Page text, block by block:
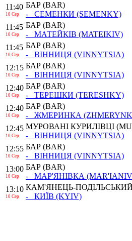
11:40
10 Сер
БАР (BAR)
- СЕМЕНКИ (SEMENKY)
11:45
10 Сер
БАР (BAR)
- МАТЕЙКІВ (MATEIKIV)
11:45
10 Сер
БАР (BAR)
- ВІННИЦЯ (VINNYTSIA)
12:15
10 Сер
БАР (BAR)
- ВІННИЦЯ (VINNYTSIA)
12:40
10 Сер
БАР (BAR)
- ТЕРЕШКИ (TERESHKY)
12:40
10 Сер
БАР (BAR)
- ЖМЕРИНКА
12:45
10 Сер
МУРОВАНІ КУРИЛІВЦІ
- ВІННИЦЯ (VINNYTSIA)
12:55
10 Сер
БАР (BAR)
- ВІННИЦЯ (VINNYTSIA)
13:00
10 Сер
БАР (BAR)
- МАР'ЯНІВКА
13:10
10 Сер
КАМ'ЯНЕЦЬ-ПОДІЛЬСЬКИЙ
- КИЇВ (KYIV)